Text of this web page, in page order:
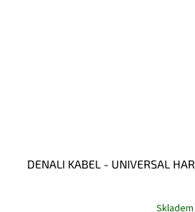
DENALI KABEL - UNIVERSAL